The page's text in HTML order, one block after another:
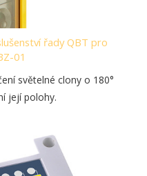
řady QBT pro
01
světelné clony o 180°
její polohy.